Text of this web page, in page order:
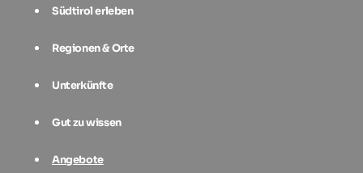
Südtirol erleben
Regionen & Orte
Unterkünfte
Gut zu wissen
Angebote